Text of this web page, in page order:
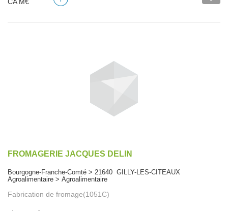
CA M€
FROMAGERIE JACQUES DELIN
Bourgogne-Franche-Comté > 21640 GILLY-LES-CITEAUX
Agroalimentaire > Agroalimentaire
Fabrication de fromage(1051C)